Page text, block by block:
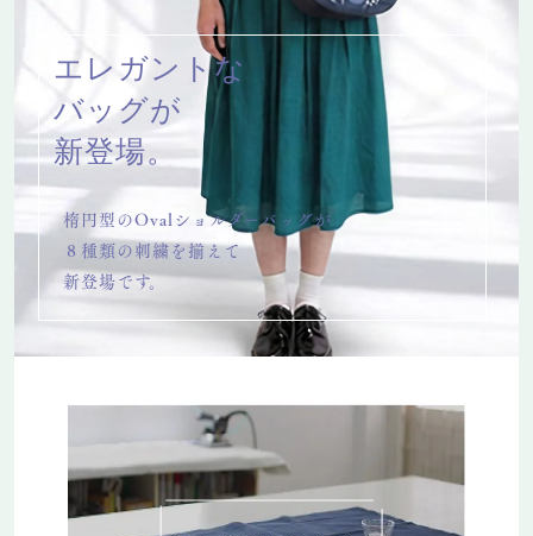
エレガントな
バッグが
新登場。
楕円型のOvalショルダーバッグが
８種類の刺繍を揃えて
新登場です。